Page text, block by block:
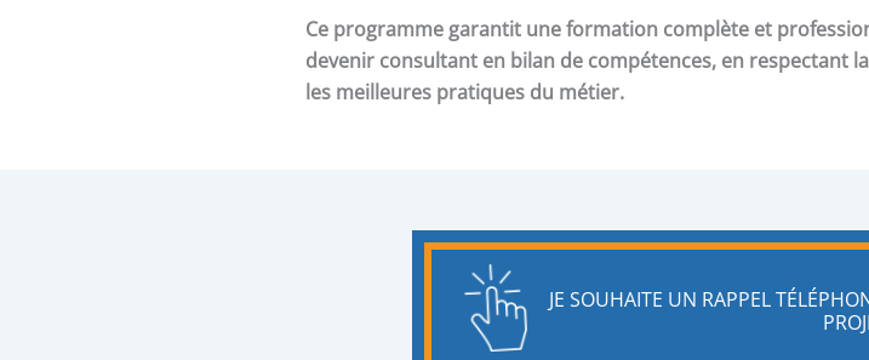
Ce programme garantit une formation complète et
devenir consultant en bilan de compétences, en respectant
les meilleures pratiques du métier.
JE SOUHAITE UN RAPPEL